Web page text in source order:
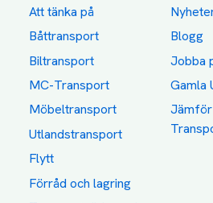
Att tänka på
Båttransport
Biltransport
MC-Transport
Möbeltransport
Utlandstransport
Flytt
Förråd och lagring
Blogg
Jobba
Gamla